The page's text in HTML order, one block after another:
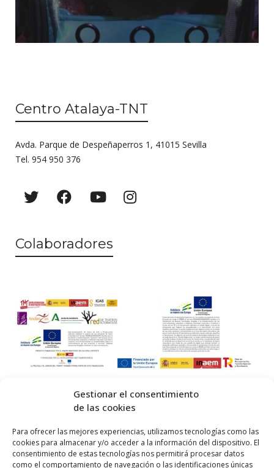
Gestionar el consentimiento
de las cookies
Para ofrecer las mejores experiencias, utilizamos tecnologías como las
cookies para almacenar y/o acceder a la información del dispositivo. El
consentimiento de estas tecnologías nos permitirá procesar datos
como el comportamiento de navegación o las identificaciones únicas
Centro Atalaya-TNT
Avda. Parque de Despeñaperros 1, 41015 Sevilla
Tel. 954 950 376
Colaboradores
by QM.